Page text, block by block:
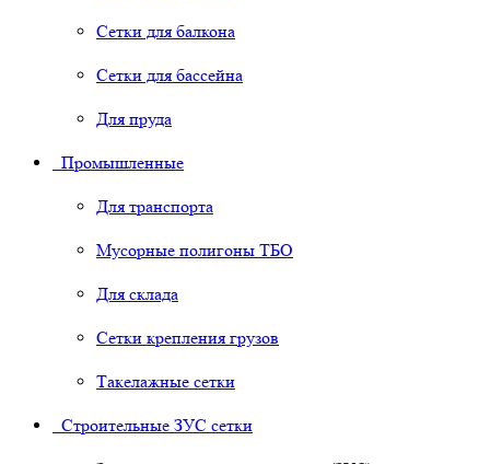
Сетки для балкона
Сетки для бассейна
Для пруда
Промышленные
Для транспорта
Мусорные полигоны ТБО
Для склада
Сетки крепления грузов
Такелажные сетки
Строительные ЗУС сетки